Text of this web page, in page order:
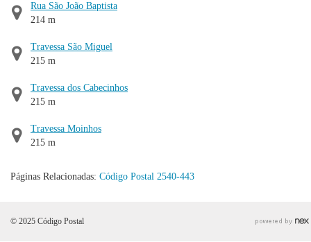
Rua São João Baptista
214 m
Travessa São Miguel
215 m
Travessa dos Cabecinhos
215 m
Travessa Moinhos
215 m
Páginas Relacionadas: Código Postal 2540-443
© 2025 Código Postal